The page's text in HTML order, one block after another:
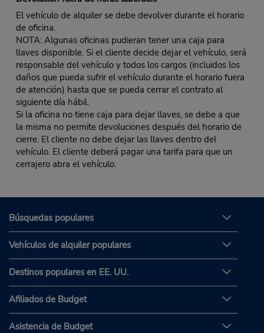
El vehículo de alquiler se debe devolver durante el horario
de oficina.
NOTA: Algunas oficinas pudieran tener una caja para
llaves disponible. Si el cliente decide dejar el vehículo, será
responsable del vehículo y todos los cargos (incluidos los
daños que pueda sufrir el vehículo durante el horario fuera
de atención) hasta que se pueda cerrar el contrato al
siguiente día hábil.
Si la oficina no tiene caja para dejar llaves, se debe a que
la misma no permite devoluciones después del horario de
cierre. El cliente no debe dejar las llaves dentro del
vehículo. El cliente deberá pagar una tarifa para que un
cerrajero abra el vehículo.
Búsquedas populares
Vehículos de alquiler populares
Destinos populares en EE. UU.
Afiliados de Budget
Asistencia de Budget